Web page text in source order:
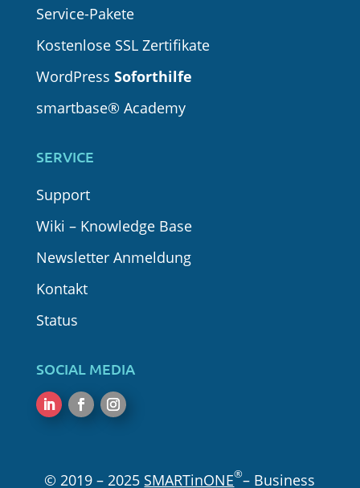
Service-Pakete
Kostenlose SSL Zertifikate
WordPress Soforthilfe
smartbase® Academy
SERVICE
Support
Wiki – Knowledge Base
Newsletter Anmeldung
Kontakt
Status
SOCIAL MEDIA
© 2019 – 2025 SMARTinONE®– Business